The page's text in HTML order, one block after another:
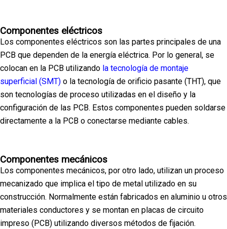
Componentes eléctricos
Los componentes eléctricos son las partes principales de una
PCB que dependen de la energía eléctrica. Por lo general, se
colocan en la PCB utilizando la tecnología de montaje
superficial (SMT) o la tecnología de orificio pasante (THT), que
son tecnologías de proceso utilizadas en el diseño y la
configuración de las PCB. Estos componentes pueden soldarse
directamente a la PCB o conectarse mediante cables.
Componentes mecánicos
Los componentes mecánicos, por otro lado, utilizan un proceso
mecanizado que implica el tipo de metal utilizado en su
construcción. Normalmente están fabricados en aluminio u otros
materiales conductores y se montan en placas de circuito
impreso (PCB) utilizando diversos métodos de fijación.